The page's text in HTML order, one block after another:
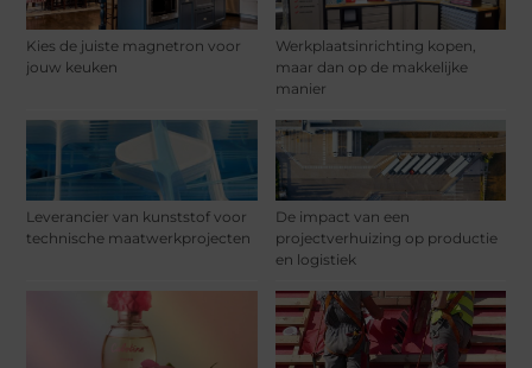
Kies de juiste magnetron voor
jouw keuken
Werkplaatsinrichting kopen,
maar dan op de makkelijke
manier
Leverancier van kunststof voor
technische maatwerkprojecten
De impact van een
projectverhuizing op productie
en logistiek